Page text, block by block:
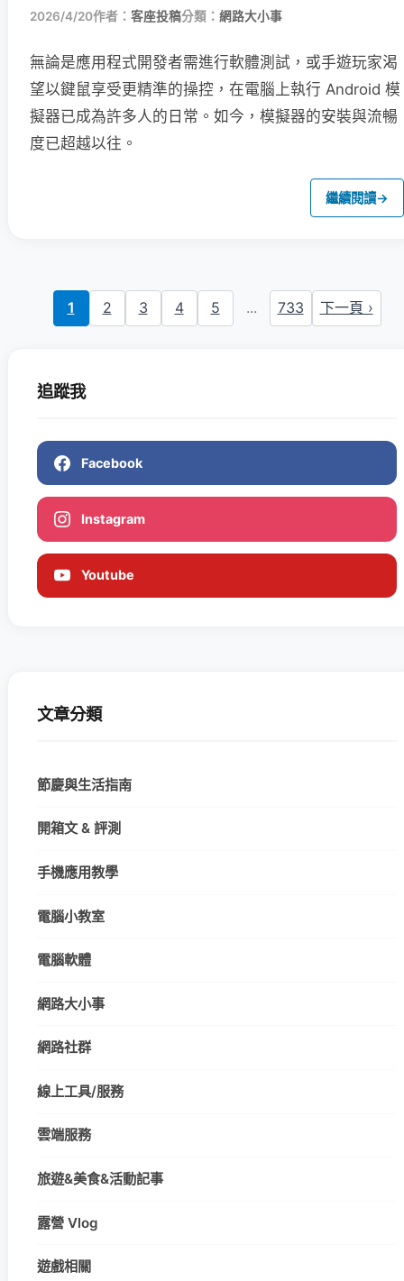
2026/4/20作者： 客座投稿分類： 網路大小事
無論是應用程式開發者需進行軟體測試，或手遊玩家渴
望以鍵鼠享受更精準的操控，在電腦上執行 Android 模
擬器已成為許多人的日常。如今，模擬器的安裝與流暢
度已超越以往。
繼續閱讀→
1 2 3 4 5 ... 733 下一頁 ›
追蹤我
Facebook
Instagram
Youtube
文章分類
節慶與生活指南
開箱文 & 評測
手機應用教學
電腦小教室
電腦軟體
網路大小事
網路社群
線上工具/服務
雲端服務
旅遊&美食&活動記事
露營 Vlog
遊戲相關